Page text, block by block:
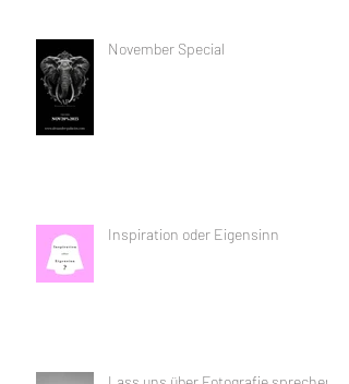
November Special
Inspiration oder Eigensinn